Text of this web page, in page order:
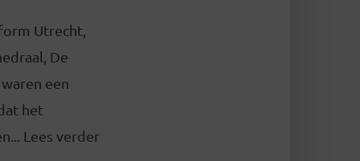
Utrecht,
De
een
het
Lees verder